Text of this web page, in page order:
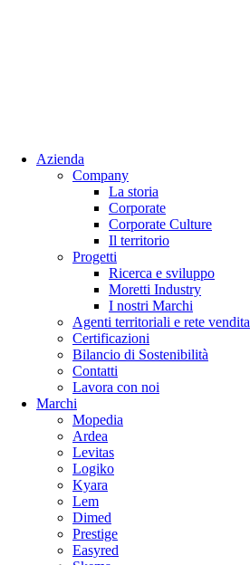
Azienda
Company
La storia
Corporate
Corporate Culture
Il territorio
Progetti
Ricerca e sviluppo
Moretti Industry
I nostri Marchi
Agenti territoriali e rete vendita
Certificazioni
Bilancio di Sostenibilità
Contatti
Lavora con noi
Marchi
Mopedia
Ardea
Levitas
Logiko
Kyara
Lem
Dimed
Prestige
Easyred